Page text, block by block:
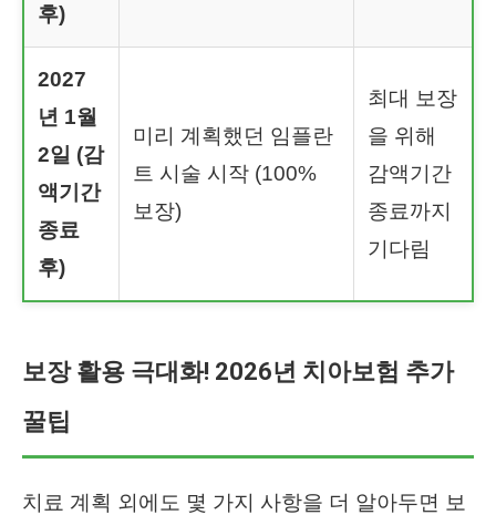
후)
2027
년 1월
2일 (감
액기간
종료
후)
미리 계획했던 임플란
트 시술 시작 (100%
보장)
최대 보장
을 위해
감액기간
종료까지
기다림
보장 활용 극대화! 2026년 치아보험 추가
꿀팁
치료 계획 외에도 몇 가지 사항을 더 알아두면 보